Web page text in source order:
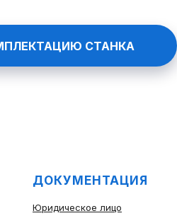
СТАНКА
ДОКУМЕНТАЦИЯ
Юридическое лицо